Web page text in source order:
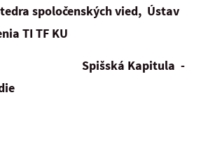
spoločenských vied, Ústav
TI TF KU
Kapitula -